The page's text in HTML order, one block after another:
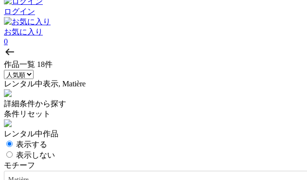
ログイン
お気に入り
0
作品一覧 18件
レンタル中表示, Matière
詳細条件から探す
条件リセット
レンタル中作品
表示する
表示しない
モチーフ